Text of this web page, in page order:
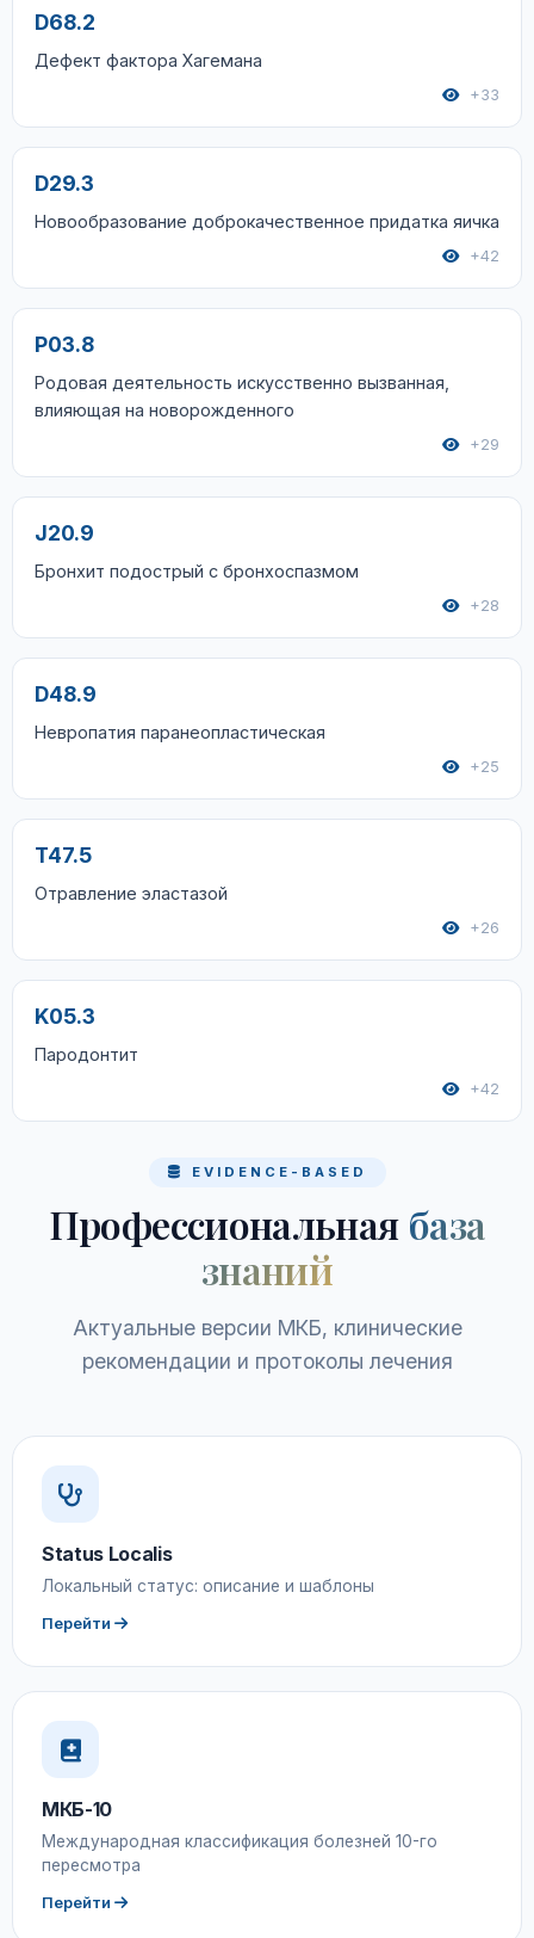
D68.2
Дефект фактора Хагемана
+33
D29.3
Новообразование доброкачественное придатка яичка
+42
P03.8
Родовая деятельность искусственно вызванная,
влияющая на новорожденного
+29
J20.9
Бронхит подострый с бронхоспазмом
+28
D48.9
Невропатия паранеопластическая
+25
T47.5
Отравление эластазой
+26
K05.3
Пародонтит
+42
EVIDENCE-BASED
Профессиональная база
знаний
Актуальные версии МКБ, клинические
рекомендации и протоколы лечения
Status Localis
Локальный статус: описание и шаблоны
Перейти
МКБ-10
Международная классификация болезней 10-го
пересмотра
Перейти